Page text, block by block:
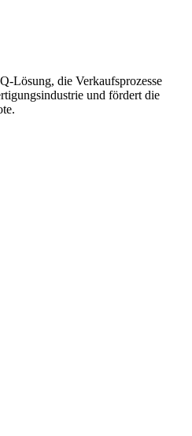
Lösung, die Verkaufsprozesse
und fördert die